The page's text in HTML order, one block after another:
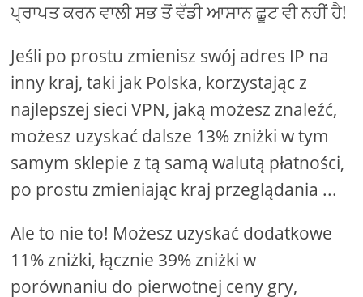
ਪ੍ਰਾਪਤ ਕਰਨ ਵਾਲੀ ਸਭ ਤੋਂ ਵੱਡੀ ਆਸਾਨ ਛੂਟ ਵੀ ਨਹੀਂ ਹੈ!
Jeśli po prostu zmienisz swój adres IP na
inny kraj, taki jak Polska, korzystając z
najlepszej sieci VPN, jaką możesz znaleźć,
możesz uzyskać dalsze 13% zniżki w tym
samym sklepie z tą samą walutą płatności,
po prostu zmieniając kraj przeglądania ...
Ale to nie to! Możesz uzyskać dodatkowe
11% zniżki, łącznie 39% zniżki w
porównaniu do pierwotnej ceny gry,